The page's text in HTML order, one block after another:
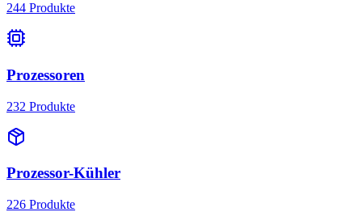
244 Produkte
Prozessoren
232 Produkte
Prozessor-Kühler
226 Produkte